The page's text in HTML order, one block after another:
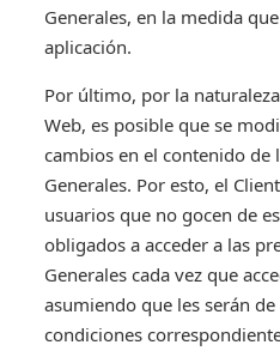
Generales, en la medida
aplicación.
Por último, por la
Web, es posible que se
cambios en el contenido de
Generales. Por esto, el
usuarios que no gocen de
obligados a acceder a las
Generales cada vez que
asumiendo que les serán
condiciones